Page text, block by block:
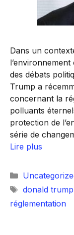
Dans un
des débats
Trump a
concernant la
polluants
protection de
série de
Lire plus
Catégories
Étiquettes
donald trump
réglementation